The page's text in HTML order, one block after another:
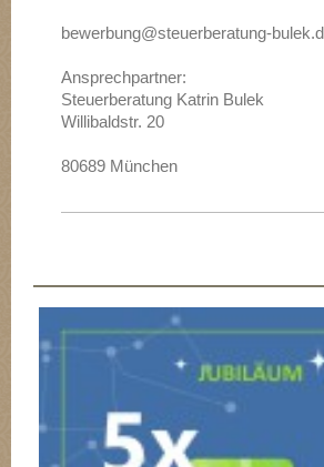
bewerbung@steuerberatung-
Ansprechpartner:
Steuerberatung Katrin Bulek
Willibaldstr. 20
80689 München